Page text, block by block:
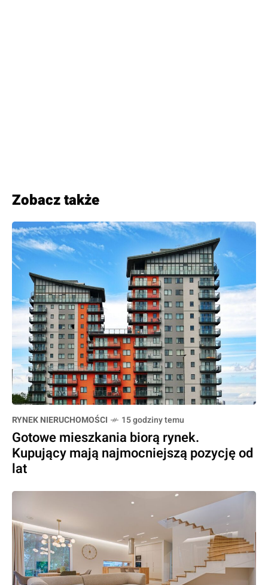
Zobacz także
RYNEK NIERUCHOMOŚCI 15 godziny temu
Gotowe mieszkania biorą rynek.
Kupujący mają najmocniejszą pozycję od
lat